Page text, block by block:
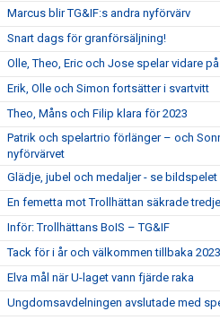
Marcus blir TG&IF:s andra nyförvärv
Snart dags för granförsäljning!
Olle, Theo, Eric och Jose spelar vidare
Erik, Olle och Simon fortsätter i svartvitt
Theo, Måns och Filip klara för 2023
Patrik och spelartrio förlänger – och
nyförvärvet
Glädje, jubel och medaljer - se bildspelet
En femetta mot Trollhättan säkrade
Inför: Trollhättans BoIS – TG&IF
Tack för i år och välkommen tillbaka
Elva mål när U-laget vann fjärde raka
Ungdomsavdelningen avslutade med